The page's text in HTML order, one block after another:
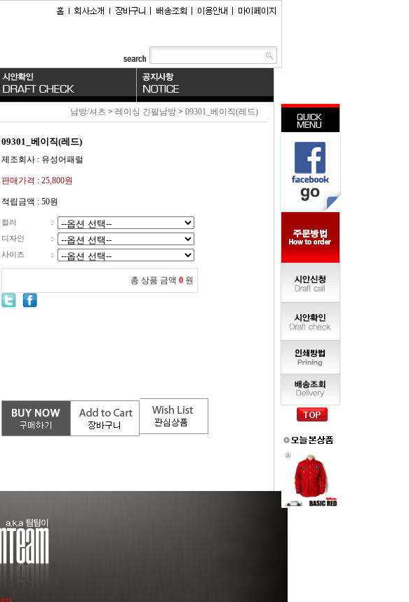
남방/셔츠 > 레이싱 긴팔남방 > 09301_베이직(레드)
09301_베이직(레드)
제조회사 : 유성어패럴
판매가격 : 25,800원
적립금액 : 50원
컬러
:
디자인
:
사이즈
:
총 상품 금액 0 원